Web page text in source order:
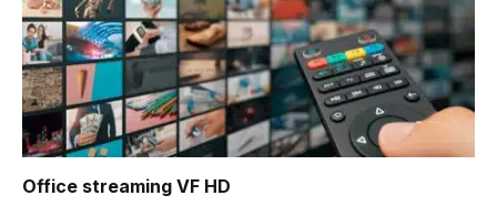
Office streaming VF HD